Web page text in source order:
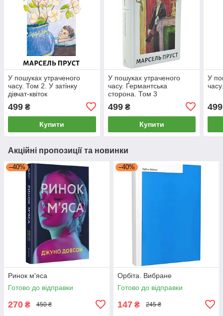
У пошуках утраченого
часу. Том 2. У затінку
дівчат-квіток
499 ₴
Купити
У пошуках утраченого
часу. Ґермантська
сторона. Том 3
499₴
Купити
У
499
Акційні пропозиції та новинки
–40%
Ринок м'яса
Готово до відправки
270 ₴ 450 ₴
–40%
Орбіта. Вибране
Готово до відправки
147 ₴ 245 ₴